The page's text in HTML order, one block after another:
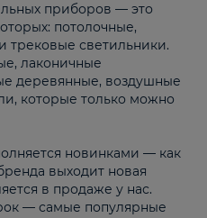
приборов — это
потолочные,
трековые светильники.
лаконичные
деревянные, воздушные
которые только можно
новинками — как
выходит новая
в продаже у нас.
— самые популярные